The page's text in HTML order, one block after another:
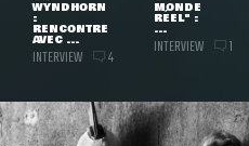
WYNDHORN
:
RENCONTRE
AVEC ...
INTERVIEW 4
MONDE
RÉEL" :
...
INTERVIEW 1